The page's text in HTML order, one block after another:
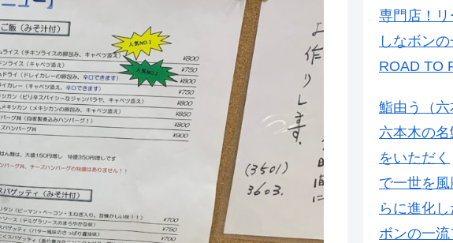
専門店！リ
しなボン
ROAD TO
鮨由う（
六本木の
をいただく
で一世を
らに進化
ボンの一